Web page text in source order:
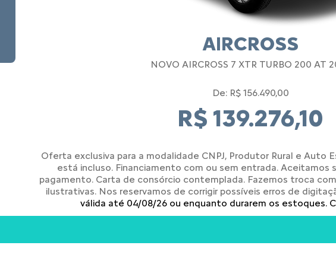
AIRCROSS
NOVO AIRCROSS 7 XTR TURBO 200 AT
De: R$ 156.490,00
R$ 139.276,10
Oferta exclusiva para a modalidade CNPJ, Produtor Rural e Auto
está incluso. Financiamento com ou sem entrada. Aceitamos
pagamento. Carta de consórcio contemplada. Fazemos troca
ilustrativas. Nos reservamos de corrigir possíveis erros de
válida até 04/08/26 ou enquanto durarem os estoques.